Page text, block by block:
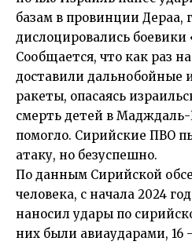
базам в провинции Дераа,
дислоцировались боевики
Сообщается, что как раз
доставили дальнобойные
ракеты, опасаясь
смерть детей в
помогло. Сирийские ПВО
атаку, но безуспешно.
По данным Сирийской
человека, с начала 2024
наносил удары по
них были авиаударами,